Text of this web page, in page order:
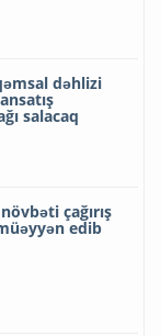
dəhlizi
salacaq
çağırış
edib